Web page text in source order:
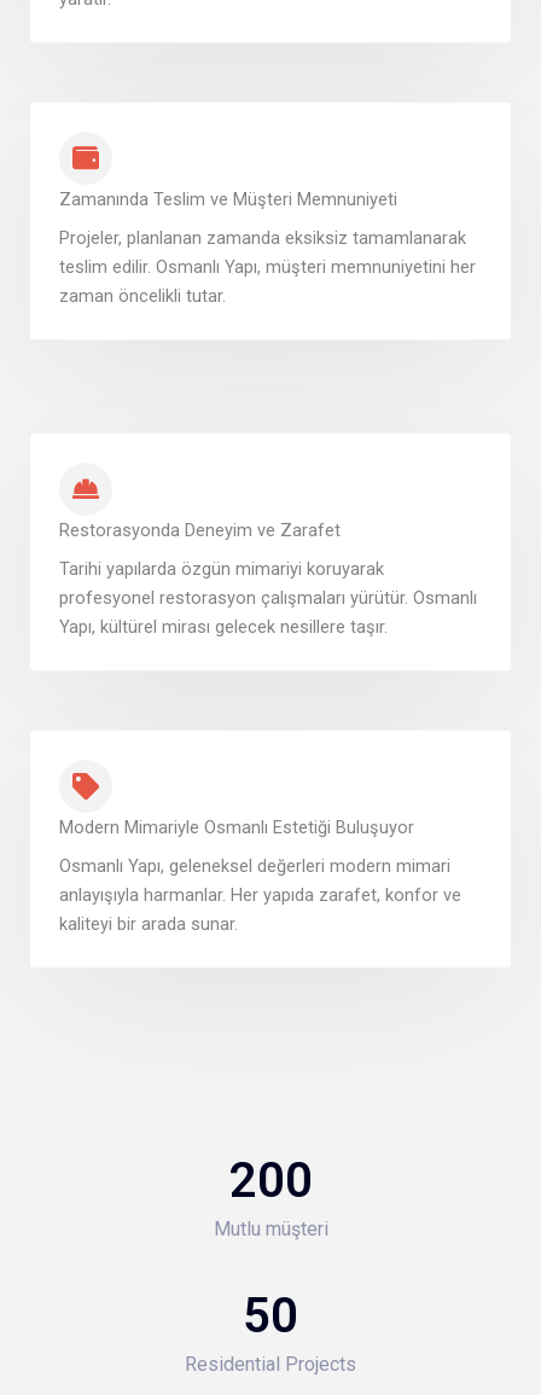
Zamanında Teslim ve Müşteri Memnuniyeti
Projeler, planlanan zamanda eksiksiz tamamlanarak
teslim edilir. Osmanlı Yapı, müşteri memnuniyetini her
zaman öncelikli tutar.
Restorasyonda Deneyim ve Zarafet
Tarihi yapılarda özgün mimariyi koruyarak
profesyonel restorasyon çalışmaları yürütür. Osmanlı
Yapı, kültürel mirası gelecek nesillere taşır.
Modern Mimariyle Osmanlı Estetiği Buluşuyor
Osmanlı Yapı, geleneksel değerleri modern mimari
anlayışıyla harmanlar. Her yapıda zarafet, konfor ve
kaliteyi bir arada sunar.
Mutlu müşteri
200
Residential Projects
50